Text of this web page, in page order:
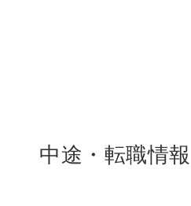
中途・転職情報